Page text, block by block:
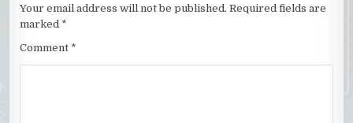
Your email address will not be published. Required fields are
marked *
Comment *